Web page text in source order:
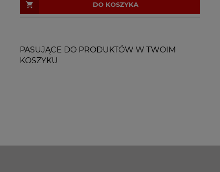
DO KOSZYKA
PASUJĄCE DO PRODUKTÓW W TWOIM
KOSZYKU